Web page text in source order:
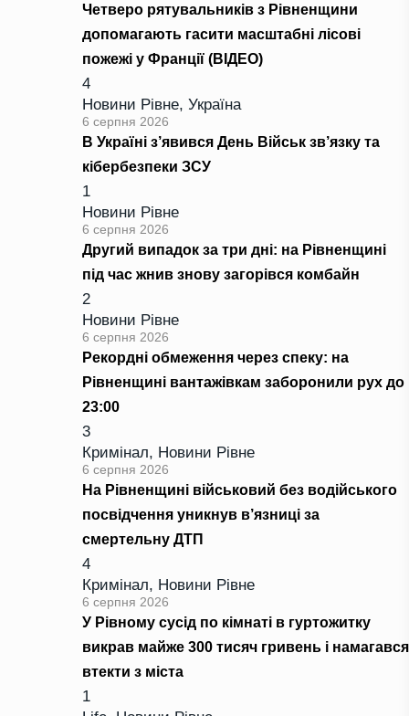
Четверо рятувальників з Рівненщини
допомагають гасити масштабні лісові
пожежі у Франції (ВІДЕО)
4
Новини Рівне, Україна
6 серпня 2026
В Україні з’явився День Військ зв’язку та
кібербезпеки ЗСУ
1
Новини Рівне
6 серпня 2026
Другий випадок за три дні: на Рівненщині
під час жнив знову загорівся комбайн
2
Новини Рівне
6 серпня 2026
Рекордні обмеження через спеку: на
Рівненщині вантажівкам заборонили рух до
23:00
3
Кримінал, Новини Рівне
6 серпня 2026
На Рівненщині військовий без водійського
посвідчення уникнув в’язниці за
смертельну ДТП
4
Кримінал, Новини Рівне
6 серпня 2026
У Рівному сусід по кімнаті в гуртожитку
викрав майже 300 тисяч гривень і намагався
втекти з міста
1